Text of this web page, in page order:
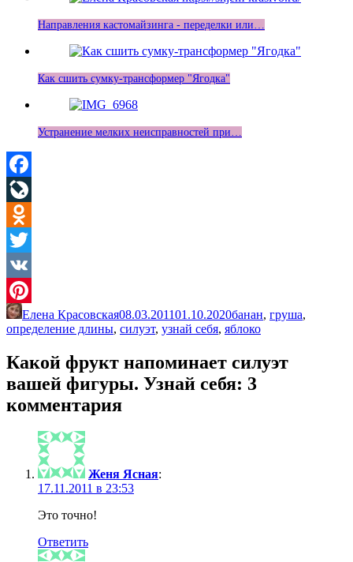
Направления кастомайзинга - переделки или…
Как сшить сумку-трансформер "Ягодка"
Устранение мелких неисправностей при…
Facebook
LiveJournal
Odnoklassniki
Twitter
VK
Pinterest
Елена Красовская08.03.201101.10.2020банан, груша,
определение длины, силуэт, узнай себя, яблоко
Какой фрукт напоминает силуэт
вашей фигуры. Узнай себя: 3
комментария
Женя Ясная:
17.11.2011 в 23:53
Это точно!
Ответить